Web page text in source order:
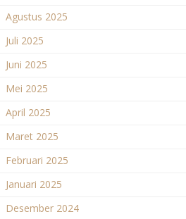
Agustus 2025
Juli 2025
Juni 2025
Mei 2025
April 2025
Maret 2025
Februari 2025
Januari 2025
Desember 2024